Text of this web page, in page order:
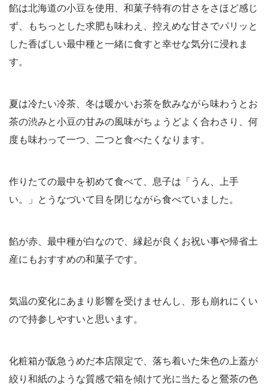
餡は北海道の小豆を使用、和菓子特有の甘さをさほど感じ
ず、もちっとした求肥も味わえ、控えめな甘さでパリッと
した香ばしい最中種と一緒に食すと幸せな気分に浸れま
す。
夏は冷たい冷茶、冬は暖かいお茶を飲みながら味わうとお
茶の渋みと小豆の甘みの風味がちょうどよく合わさり、何
度も味わって一つ、二つと食べたくなります。
作りたての最中を初めて食べて、息子は「うん、上手
い。」とうなづいて目を閉じながら食べていました。
餡が赤、最中種が白なので、縁起が良くお祝い事や帰省土
産にもおすすめの和菓子です。
気温の変化にあまり影響を受けませんし、形も崩れにくい
ので持参しやすいと思います。
化粧箱が阪急うめだ本店限定で、落ち着いた朱色の上蓋が
絞り和紙のような質感で箱を傾けて光に当たると鶯茶の色